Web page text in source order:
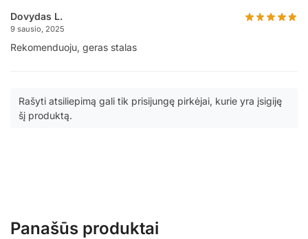
Dovydas L.
9 sausio, 2025
Rekomenduoju, geras stalas
Rašyti atsiliepimą gali tik prisijungę pirkėjai, kurie yra įsigiję
šį produktą.
Panašūs produktai